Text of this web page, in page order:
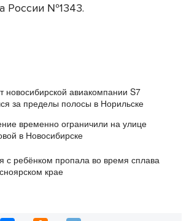
России №1343.
новосибирской авиакомпании S7
за пределы полосы в Норильске
временно ограничили на улице
в Новосибирске
с ребёнком пропала во время сплава
крае